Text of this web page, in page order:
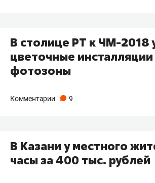
В столице РТ к ЧМ-2018
цветочные инсталляции
фотозоны
Комментарии 9
В Казани у местного
часы за 400 тыс. рублей